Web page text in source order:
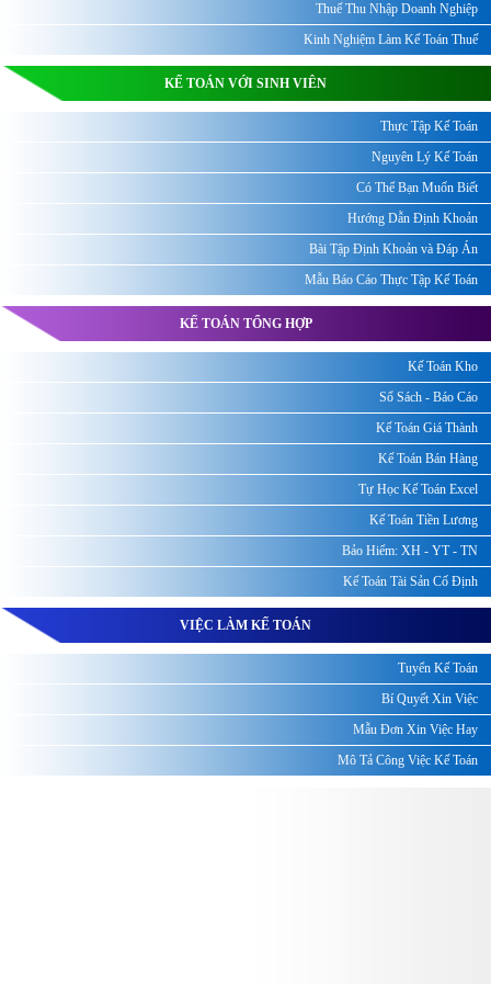
Thuế Thu Nhập Doanh Nghiệp
Kinh Nghiệm Làm Kế Toán Thuế
KẾ TOÁN VỚI SINH VIÊN
Thực Tập Kế Toán
Nguyên Lý Kế Toán
Có Thể Bạn Muốn Biết
Hướng Dẫn Định Khoản
Bài Tập Định Khoản và Đáp Án
Mẫu Báo Cáo Thực Tập Kế Toán
KẾ TOÁN TỔNG HỢP
Kế Toán Kho
Sổ Sách - Báo Cáo
Kế Toán Giá Thành
Kế Toán Bán Hàng
Tự Học Kế Toán Excel
Kế Toán Tiền Lương
Bảo Hiểm: XH - YT - TN
Kế Toán Tài Sản Cố Định
VIỆC LÀM KẾ TOÁN
Tuyển Kế Toán
Bí Quyết Xin Việc
Mẫu Đơn Xin Việc Hay
Mô Tả Công Việc Kế Toán